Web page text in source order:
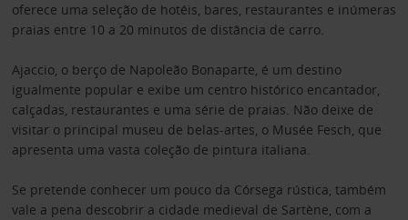
oferece uma seleção de hotéis, bares, restaurantes e inúmeras
praias entre 10 a 20 minutos de distância de carro.
Ajaccio, o berço de Napoleão Bonaparte, é um destino
igualmente popular e exibe um centro histórico encantador,
calçadas, restaurantes e uma série de praias. Não deixe de
visitar o principal museu de belas-artes, o Musée Fesch, que
apresenta uma vasta coleção de pintura italiana.
Se pretende conhecer um pouco da Córsega rústica, também
vale a pena descobrir a cidade medieval de Sartène, com a